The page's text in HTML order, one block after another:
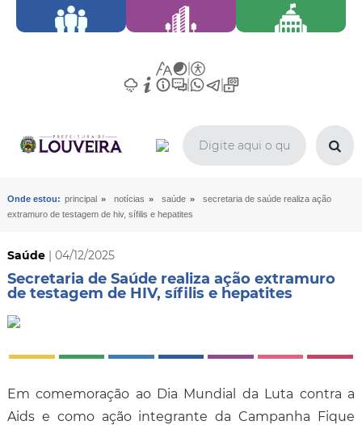
Onde estou: principal » notícias » saúde »
secretaria de saúde realiza ação
extramuro de testagem de hiv, sífilis e hepatites
Saúde| 04/12/2025
Secretaria de Saúde realiza ação extramuro
de testagem de HIV, sífilis e hepatites
Em comemoração ao Dia Mundial da Luta contra a
Aids e como ação integrante da Campanha Fique